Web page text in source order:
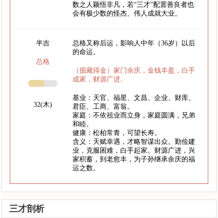
数之人颖悟非凡，若“三才”配置善良者也
会有极少数的怪杰、伟人成就大业。
半吉
总格
32(木)
总格又称后运，影响人中年（36岁）以后
的命运。
（掘藏得金）家门余庆，金钱丰盈，白手
成家，财源广进。
基业：天官、福星、文昌、企业、财库、
君臣、工商、富翁。
家庭：不依祖业而立身，家庭圆满，兄弟
和睦。
健康：松柏常青，可望长寿。
含义：天赋幸遇，才略智谋出众。勤俭建
业，克服困难，白手起家。财源广进，兴
家积蓄，到老愈丰，为子孙继承余庆的福
运之数。
三才剖析